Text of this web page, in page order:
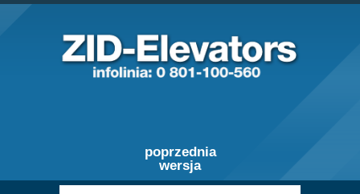
poprzednia
wersja